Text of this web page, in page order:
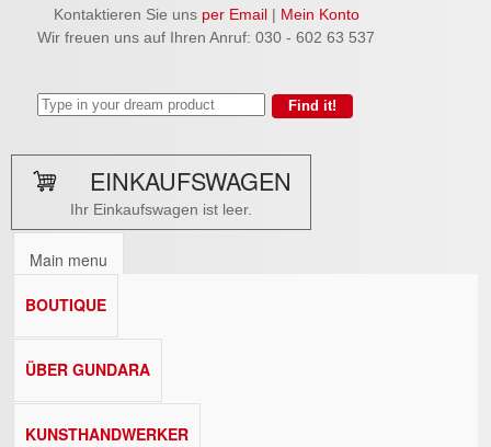
Kontaktieren Sie uns per Email| Mein Konto
Wir freuen uns auf Ihren Anruf: 030 - 602 63 537
EINKAUFSWAGEN
Ihr Einkaufswagen ist leer.
Main menu
BOUTIQUE
ÜBER GUNDARA
KUNSTHANDWERKER